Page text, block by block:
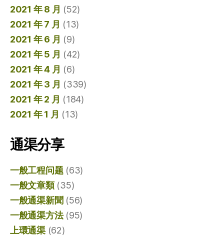
2021 年 8 月 (52)
2021 年 7 月 (13)
2021 年 6 月 (9)
2021 年 5 月 (42)
2021 年 4 月 (6)
2021 年 3 月 (339)
2021 年 2 月 (184)
2021 年 1 月 (13)
通渠分享
一般工程问题(63)
一般文章類(35)
一般通渠新聞 (56)
一般通渠方法(95)
上環通渠(62)